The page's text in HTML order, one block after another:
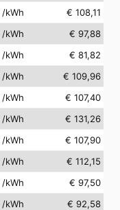
/kWh
€ 108,11
/kWh
€ 97,88
/kWh
€ 81,82
/kWh
€ 109,96
/kWh
€ 107,40
/kWh
€ 131,26
/kWh
€ 107,90
/kWh
€ 112,15
/kWh
€ 97,50
/kWh € 92,58